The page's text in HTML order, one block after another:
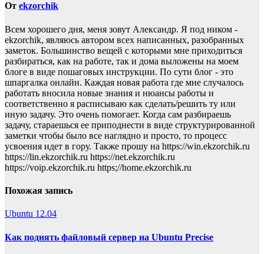
От ekzorchik
Всем хорошего дня, меня зовут Александр. Я под ником -
ekzorchik, являюсь автором всех написанных, разобранных
заметок. Большинство вещей с которыми мне приходиться
разбираться, как на работе, так и дома выложены на моем
блоге в виде пошаговых инструкции. По сути блог - это
шпаргалка онлайн. Каждая новая работа где мне случалось
работать вносила новые знания и нюансы работы и
соответственно я расписываю как сделать/решить ту или
иную задачу. Это очень помогает. Когда сам разбираешь
задачу, стараешься ее приподнести в виде структурированной
заметки чтобы было все наглядно и просто, то процесс
усвоения идет в гору. Также прошу на https://win.ekzorchik.ru
https://lin.ekzorchik.ru https://net.ekzorchik.ru
https://voip.ekzorchik.ru https;//home.ekzorchik.ru
Похожая запись
Ubuntu 12.04
Как поднять файловый сервер на Ubuntu Precise